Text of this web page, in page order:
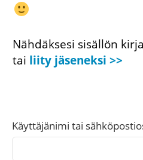
Nähdäksesi sisällön
tai liity jäseneksi >>
Käyttäjänimi tai